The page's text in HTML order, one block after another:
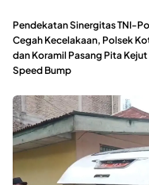
Pendekatan Sinergitas TNI-
Cegah Kecelakaan, Polsek
dan Koramil Pasang Pita Kejut
Speed Bump